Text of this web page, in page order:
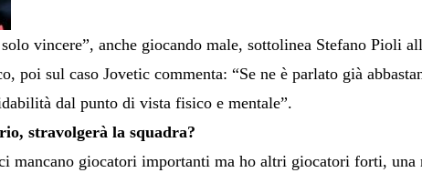
vincere”, anche giocando male, sottolinea Stefano Pioli
poi sul caso Jovetic commenta: “Se ne è parlato già
dal punto di vista fisico e mentale”.
stravolgerà la squadra?
mancano giocatori importanti ma ho altri giocatori forti, una